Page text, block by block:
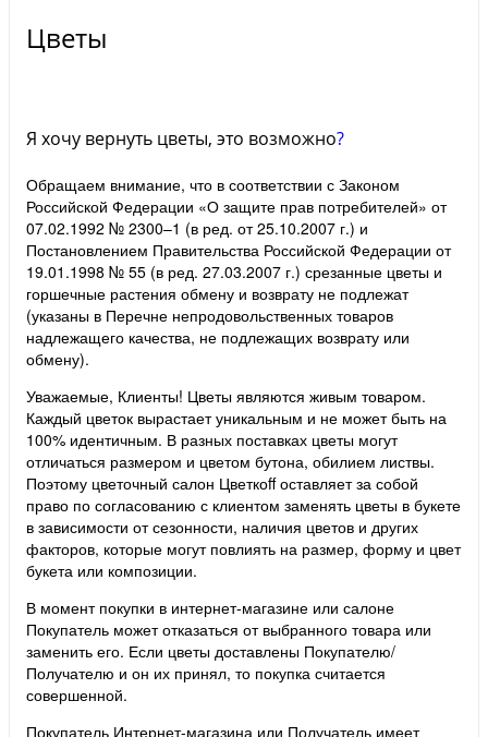
Цветы
Я хочу вернуть цветы, это возможно?
Обращаем внимание, что в соответствии с Законом
Российской Федерации «О защите прав потребителей» от
07.02.1992 № 2300–1 (в ред. от 25.10.2007 г.) и
Постановлением Правительства Российской Федерации от
19.01.1998 № 55 (в ред. 27.03.2007 г.) срезанные цветы и
горшечные растения обмену и возврату не подлежат
(указаны в Перечне непродовольственных товаров
надлежащего качества, не подлежащих возврату или
обмену).
Уважаемые, Клиенты! Цветы являются живым товаром.
Каждый цветок вырастает уникальным и не может быть на
100% идентичным. В разных поставках цветы могут
отличаться размером и цветом бутона, обилием листвы.
Поэтому цветочный салон Цветкоff оставляет за собой
право по согласованию с клиентом заменять цветы в букете
в зависимости от сезонности, наличия цветов и других
факторов, которые могут повлиять на размер, форму и цвет
букета или композиции.
В момент покупки в интернет-магазине или салоне
Покупатель может отказаться от выбранного товара или
заменить его. Если цветы доставлены Покупателю/
Получателю и он их принял, то покупка считается
совершенной.
Покупатель Интернет-магазина или Получатель имеет